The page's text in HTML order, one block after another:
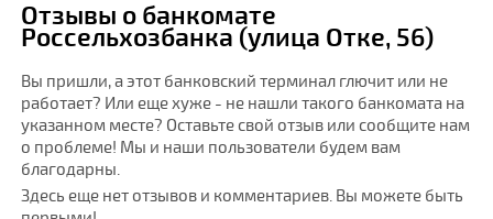
Отзывы о банкомате
Россельхозбанка (улица Отке, 56)
Вы пришли, а этот банковский терминал глючит или не
работает? Или еще хуже - не нашли такого банкомата на
указанном месте? Оставьте свой отзыв или сообщите нам
о проблеме! Мы и наши пользователи будем вам
благодарны.
Здесь еще нет отзывов и комментариев. Вы можете быть